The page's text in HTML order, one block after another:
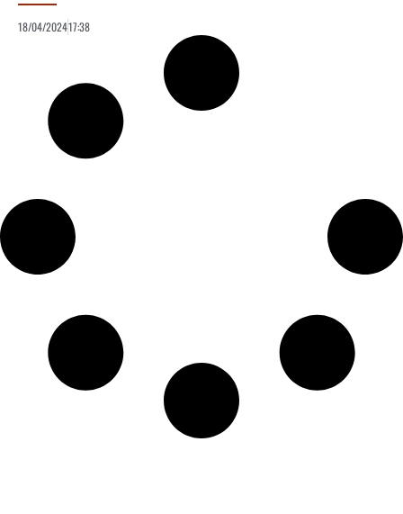
18/04/202417:38